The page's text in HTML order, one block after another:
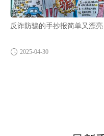
反诈防骗的手抄报简单又漂亮
2025-04-30